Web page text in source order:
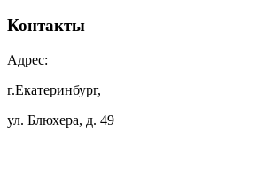
Контакты
Адрес:
г.Екатеринбург,
ул. Блюхера, д. 49